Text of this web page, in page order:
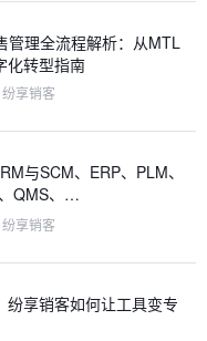
管理全流程解析：从MTL
化转型指南
纷享销客
与SCM、ERP、PLM、
QMS、…
纷享销客
纷享销客如何让工具变专